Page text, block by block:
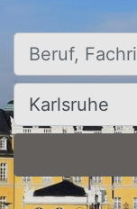
Beruf,
Ort, Stadt